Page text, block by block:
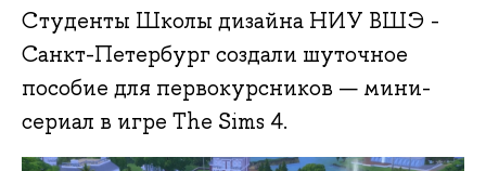
Студенты Школы дизайна НИУ ВШЭ -
Санкт-Петербург создали шуточное
пособие для первокурсников — мини-
сериал в игре The Sims 4.